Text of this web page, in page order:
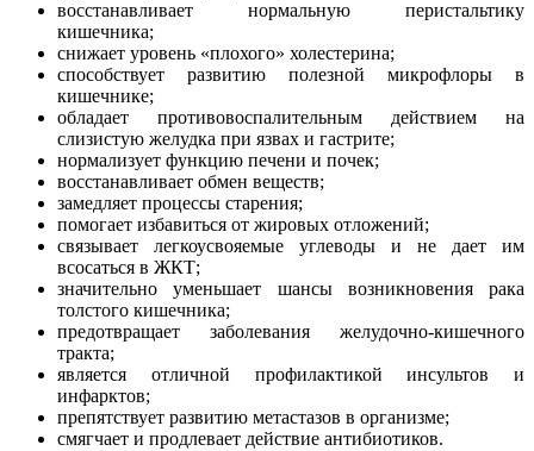
восстанавливает нормальную перистальтику
кишечника;
снижает уровень «плохого» холестерина;
способствует развитию полезной микрофлоры в
кишечнике;
обладает противовоспалительным действием на
слизистую желудка при язвах и гастрите;
нормализует функцию печени и почек;
восстанавливает обмен веществ;
замедляет процессы старения;
помогает избавиться от жировых отложений;
связывает легкоусвояемые углеводы и не дает им
всосаться в ЖКТ;
значительно уменьшает шансы возникновения рака
толстого кишечника;
предотвращает заболевания желудочно-кишечного
тракта;
является отличной профилактикой инсультов и
инфарктов;
препятствует развитию метастазов в организме;
смягчает и продлевает действие антибиотиков.